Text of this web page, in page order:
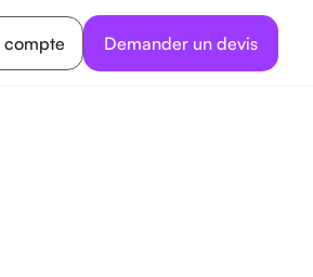
compte Demander un devis